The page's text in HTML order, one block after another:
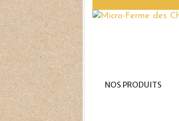
NOS PRODUITS